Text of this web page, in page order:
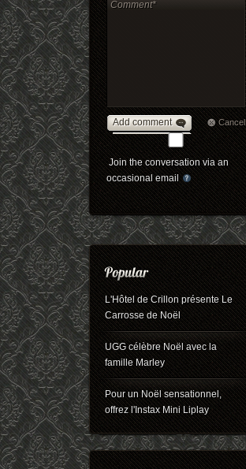
Add comment Cancel
Join the conversation via an
occasional email
L'Hôtel de Crillon présente Le
Carrosse de Noël
UGG célèbre Noël avec la
famille Marley
Pour un Noël sensationnel,
offrez l'Instax Mini Liplay